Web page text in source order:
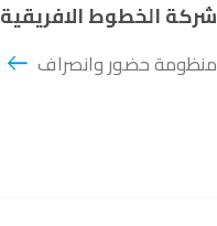
شركة الخطوط الافريقية
منظومة حضور وانصراف